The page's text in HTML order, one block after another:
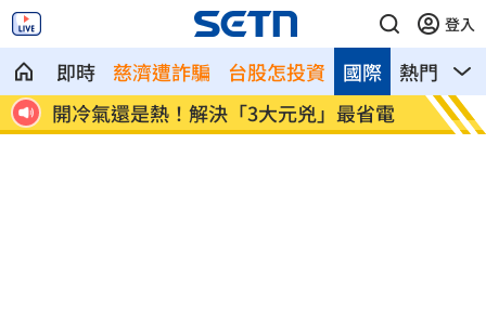
登入
即時 慈濟遭詐騙 台股怎投資 熱門 影
國際
金秀賢首公開受訪 將登印尼電視台節目 澎湖